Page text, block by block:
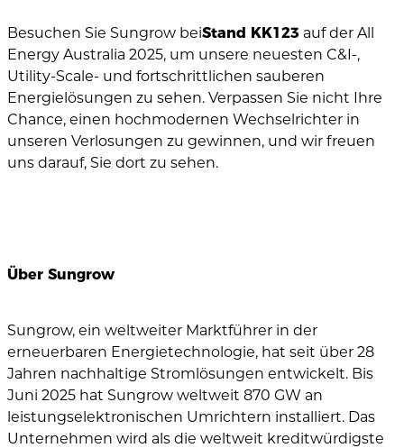
Besuchen Sie Sungrow beiStand KK123 auf der All
Energy Australia 2025, um unsere neuesten C&I-,
Utility-Scale- und fortschrittlichen sauberen
Energielösungen zu sehen. Verpassen Sie nicht Ihre
Chance, einen hochmodernen Wechselrichter in
unseren Verlosungen zu gewinnen, und wir freuen
uns darauf, Sie dort zu sehen.
Über Sungrow
Sungrow, ein weltweiter Marktführer in der
erneuerbaren Energietechnologie, hat seit über 28
Jahren nachhaltige Stromlösungen entwickelt. Bis
Juni 2025 hat Sungrow weltweit 870 GW an
leistungselektronischen Umrichtern installiert. Das
Unternehmen wird als die weltweit kreditwürdigste